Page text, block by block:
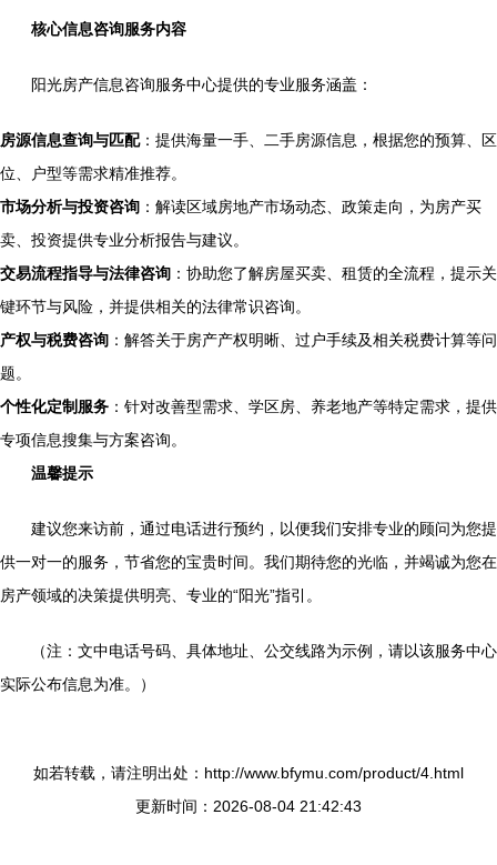
核心信息咨询服务内容
阳光房产信息咨询服务中心提供的专业服务涵盖：
房源信息查询与匹配：提供海量一手、二手房源信息，根据您的预算、区
位、户型等需求精准推荐。
市场分析与投资咨询 ：解读区域房地产市场动态、政策走向，为房产买
卖、投资提供专业分析报告与建议。
交易流程指导与法律咨询 ：协助您了解房屋买卖、租赁的全流程，提示关
键环节与风险，并提供相关的法律常识咨询。
产权与税费咨询 ：解答关于房产产权明晰、过户手续及相关税费计算等问
题。
个性化定制服务 ：针对改善型需求、学区房、养老地产等特定需求，提供
专项信息搜集与方案咨询。
温馨提示
建议您来访前，通过电话进行预约，以便我们安排专业的顾问为您提
供一对一的服务，节省您的宝贵时间。我们期待您的光临，并竭诚为您在
房产领域的决策提供明亮、专业的“阳光”指引。
（注：文中电话号码、具体地址、公交线路为示例，请以该服务中心
实际公布信息为准。）
如若转载，请注明出处：http://www.bfymu.com/product/4.html
更新时间：2026-08-04 21:42:43